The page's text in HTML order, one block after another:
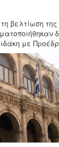
βελτίωση
με